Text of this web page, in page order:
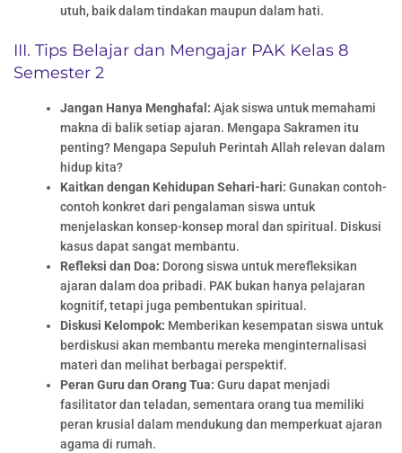
utuh, baik dalam tindakan maupun dalam hati.
III. Tips Belajar dan Mengajar PAK Kelas 8
Semester 2
Jangan Hanya Menghafal: Ajak siswa untuk memahami
makna di balik setiap ajaran. Mengapa Sakramen itu
penting? Mengapa Sepuluh Perintah Allah relevan dalam
hidup kita?
Kaitkan dengan Kehidupan Sehari-hari: Gunakan contoh-
contoh konkret dari pengalaman siswa untuk
menjelaskan konsep-konsep moral dan spiritual. Diskusi
kasus dapat sangat membantu.
Refleksi dan Doa: Dorong siswa untuk merefleksikan
ajaran dalam doa pribadi. PAK bukan hanya pelajaran
kognitif, tetapi juga pembentukan spiritual.
Diskusi Kelompok: Memberikan kesempatan siswa untuk
berdiskusi akan membantu mereka menginternalisasi
materi dan melihat berbagai perspektif.
Peran Guru dan Orang Tua: Guru dapat menjadi
fasilitator dan teladan, sementara orang tua memiliki
peran krusial dalam mendukung dan memperkuat ajaran
agama di rumah.